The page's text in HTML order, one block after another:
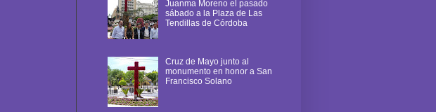
Juanma Moreno el pasado
sábado a la Plaza de Las
Tendillas de Córdoba
Cruz de Mayo junto al
monumento en honor a San
Francisco Solano